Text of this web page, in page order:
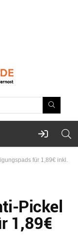
für 1,89€ inkl.
Pickel
1,89€